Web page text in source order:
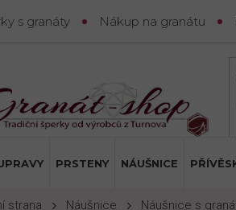
s granáty Nákup na granátu
PRSTENY NÁUŠNICE
Náušnice Náušnice s